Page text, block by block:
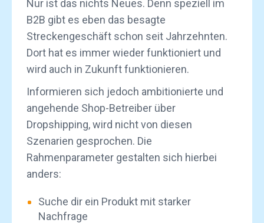
Nur ist das nichts Neues. Denn speziell im
B2B gibt es eben das besagte
Streckengeschäft schon seit Jahrzehnten.
Dort hat es immer wieder funktioniert und
wird auch in Zukunft funktionieren.
Informieren sich jedoch ambitionierte und
angehende Shop-Betreiber über
Dropshipping, wird nicht von diesen
Szenarien gesprochen. Die
Rahmenparameter gestalten sich hierbei
anders:
Suche dir ein Produkt mit starker
Nachfrage